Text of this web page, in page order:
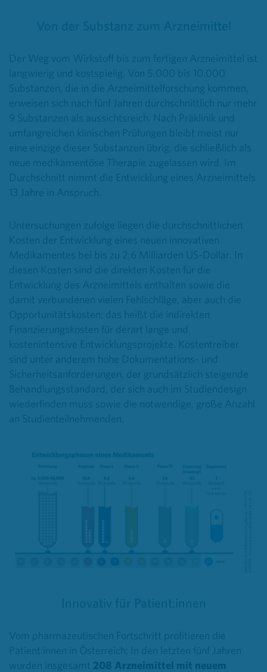
Von der Substanz zum Arzneimittel
Der Weg vom Wirkstoff bis zum fertigen Arzneimittel ist
langwierig und kostspielig. Von 5.000 bis 10.000
Substanzen, die in die Arzneimittelforschung kommen,
erweisen sich nach fünf Jahren durchschnittlich nur mehr
9 Substanzen als aussichtsreich. Nach Präklinik und
umfangreichen klinischen Prüfungen bleibt meist nur
eine einzige dieser Substanzen übrig, die schließlich als
neue medikamentöse Therapie zugelassen wird. Im
Durchschnitt nimmt die Entwicklung eines Arzneimittels
13 Jahre in Anspruch.
Untersuchungen zufolge liegen die durchschnittlichen
Kosten der Entwicklung eines neuen innovativen
Medikamentes bei bis zu 2,6 Milliarden US-Dollar. In
diesen Kosten sind die direkten Kosten für die
Entwicklung des Arzneimittels enthalten sowie die
damit verbundenen vielen Fehlschläge, aber auch die
Opportunitätskosten; das heißt die indirekten
Finanzierungskosten für derart lange und
kostenintensive Entwicklungsprojekte. Kostentreiber
sind unter anderem hohe Dokumentations- und
Sicherheitsanforderungen, der grundsätzlich steigende
Behandlungsstandard, der sich auch im Studiendesign
wiederfinden muss sowie die notwendige, große Anzahl
an Studienteilnehmenden.
Innovativ für Patient:innen
Vom pharmazeutischen Fortschritt profitieren die
Patient:innen in Österreich: In den letzten fünf Jahren
wurden insgesamt 208 Arzneimittel mit neuem